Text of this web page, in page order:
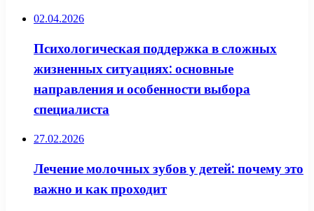
02.04.2026
Психологическая поддержка в сложных
жизненных ситуациях: основные
направления и особенности выбора
специалиста
27.02.2026
Лечение молочных зубов у детей: почему это
важно и как проходит